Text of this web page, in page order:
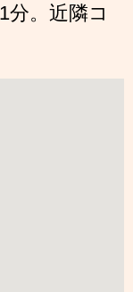
分。近隣コ